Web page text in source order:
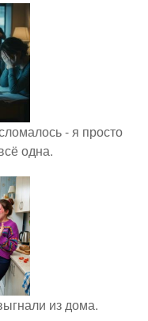
- я просто
одна.
из дома.